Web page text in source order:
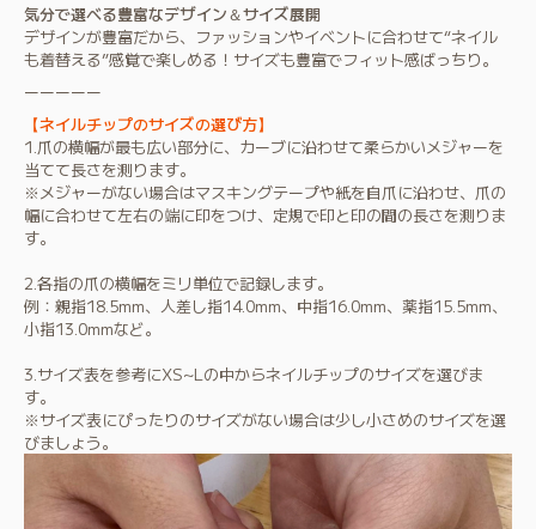
気分で選べる豊富なデザイン＆サイズ展開
デザインが豊富だから、ファッションやイベントに合わせて“ネイル
も着替える”感覚で楽しめる！サイズも豊富でフィット感ばっちり。
ーーーーー
【ネイルチップのサイズの選び方】
1.爪の横幅が最も広い部分に、カーブに沿わせて柔らかいメジャーを
当てて長さを測ります。
※メジャーがない場合はマスキングテープや紙を自爪に沿わせ、爪の
幅に合わせて左右の端に印をつけ、定規で印と印の間の長さを測りま
す。
2.各指の爪の横幅をミリ単位で記録します。
例：親指18.5mm、人差し指14.0mm、中指16.0mm、薬指15.5mm、
小指13.0mmなど。
3.サイズ表を参考にXS~Lの中からネイルチップのサイズを選びま
す。
※サイズ表にぴったりのサイズがない場合は少し小さめのサイズを選
びましょう。